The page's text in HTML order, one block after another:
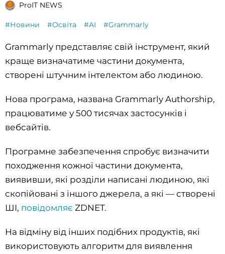
ProIT NEWS
#Новини #Освіта #AI #Grammarly
Grammarly представляє свій інструмент, який
краще визначатиме частини документа,
створені штучним інтелектом або людиною.
Нова програма, названа Grammarly Authorship,
працюватиме у 500 тисячах застосунків і
вебсайтів.
Програмне забезпечення спробує визначити
походження кожної частини документа,
виявивши, які розділи написані людиною, які
скопійовані з іншого джерела, а які — створені
ШІ, повідомляє ZDNET.
На відміну від інших подібних продуктів, які
використовують алгоритм для виявлення